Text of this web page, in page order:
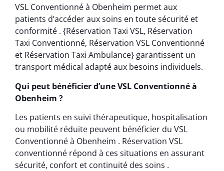
VSL Conventionné à Obenheim permet aux
patients d’accéder aux soins en toute sécurité et
conformité . {Réservation Taxi VSL, Réservation
Taxi Conventionné, Réservation VSL Conventionné
et Réservation Taxi Ambulance} garantissent un
transport médical adapté aux besoins individuels.
Qui peut bénéficier d’une VSL Conventionné à
Obenheim ?
Les patients en suivi thérapeutique, hospitalisation
ou mobilité réduite peuvent bénéficier du VSL
Conventionné à Obenheim . Réservation VSL
conventionné répond à ces situations en assurant
sécurité, confort et continuité des soins .